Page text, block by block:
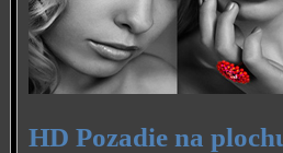
HD Pozadie na